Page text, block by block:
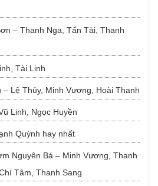
– Thanh Nga, Tấn Tài, Thanh
Tài Linh
– Lệ Thủy, Minh Vương, Hoài Thanh
Linh, Ngọc Huyền
Quỳnh hay nhất
Nguyên Bá – Minh Vương, Thanh
Tâm, Thanh Sang